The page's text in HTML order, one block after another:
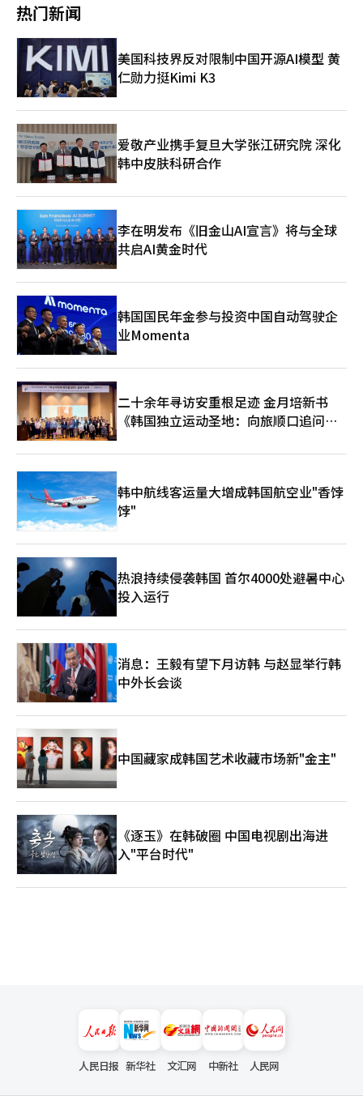
席，汇报了各业务公司的安全对策及消除同一业务场所重复事故的
方案。 金部长强调，像新安山线这样特别危险的现场需要制定特
别的对策。他指出，安全投资应当扩大，并呼吁通过增加安全健康
管理人员等实际改进和执行措施，确保现场的安全活动能够切实运
作。 对此，张董事长回应道：“深达70米的新安山线工区具有远
高于一般工地的风险性，我们将把所有工区的安全专业人员转为正
式员工，并超出法定标准进行额外配置。” 他还表示：“我们将
把世界顶级安全专业公司拥有的监督人员集中部署到新安山线的所
有工地，确保在施工完成之前进行严格管理，并确保同类事故不再
发生。” 浦项集团表示，将以此次事故为契机，重新审视建筑和
钢铁等所有子公司的安全管理体系，并进一步加强集团安全管理体
系的提升工作。 浦项集团相关人士强调：“我们将竭尽全力，确
保每一位员工都能安全回家，努力建设更安全的工作环境，成为受
热门新闻
美国科技界反对限制中国开源AI模型 黄
仁勋力挺Kimi K3
爱敬产业携手复旦大学张江研究院 深化
韩中皮肤科研合作
李在明发布《旧金山AI宣言》将与全球
共启AI黄金时代
韩国国民年金参与投资中国自动驾驶企
业Momenta
二十余年寻访安重根足迹 金月培新书
《韩国独立运动圣地：向旅顺口追问历
韩中航线客运量大增成韩国航空业"香饽
饽"
热浪持续侵袭韩国 首尔4000处避暑中心
投入运行
消息：王毅有望下月访韩 与赵显举行韩
中外长会谈
中国藏家成韩国艺术收藏市场新"金主"
《逐玉》在韩破圈 中国电视剧出海进
入"平台时代"
人民日报 新华社 文汇网 中新社 人民网